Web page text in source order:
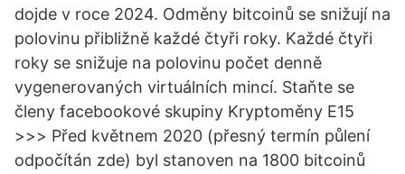
dojde v roce 2024. Odměny bitcoinů se snižují na
polovinu přibližně každé čtyři roky. Každé čtyři
roky se snižuje na polovinu počet denně
vygenerovaných virtuálních mincí. Staňte se
členy facebookové skupiny Kryptoměny E15
>>> Před květnem 2020 (přesný termín půlení
odpočítán zde) byl stanoven na 1800 bitcoinů